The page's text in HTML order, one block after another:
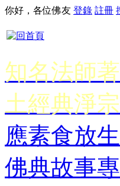
你好，各位佛友 登錄 註冊
知名法師
土經典淨
應素食放生
佛典故事